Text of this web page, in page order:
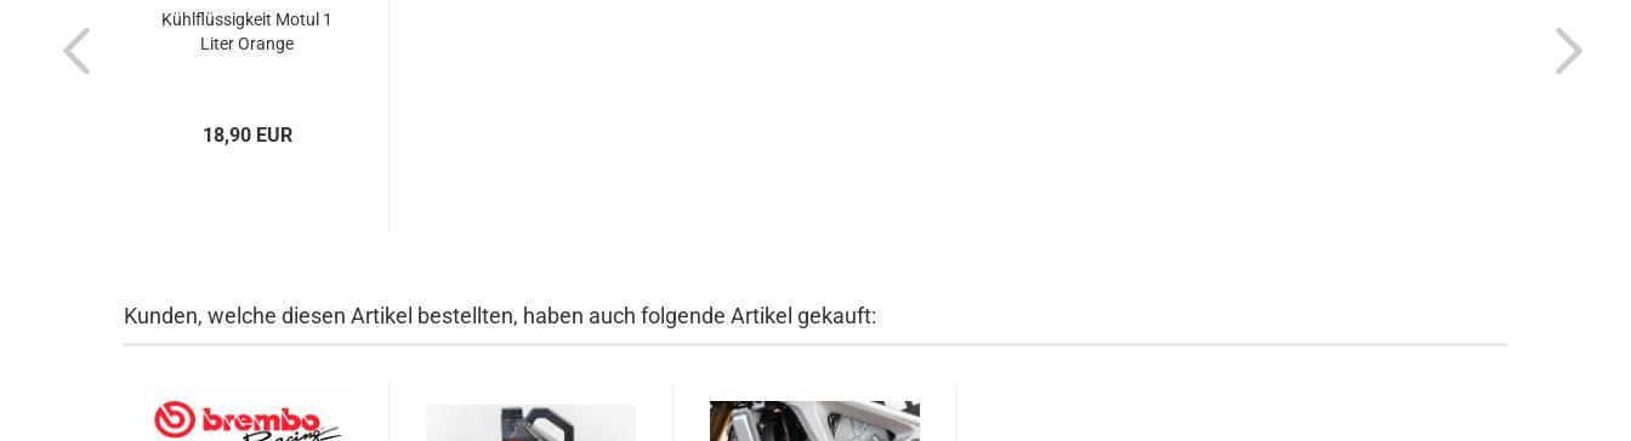
Kühlflüssigkeit Motul 1
Liter Orange
18,90 EUR
Kunden, welche diesen Artikel bestellten, haben auch folgende Artikel gekauft: